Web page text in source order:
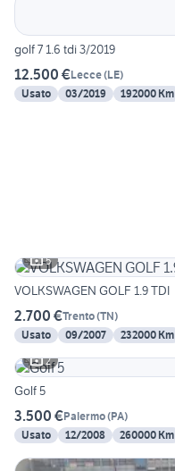
golf 7 1.6 tdi 3/2019
12.500 €Lecce(LE)
Usato
03/2019 192000 Km
5
VOLKSWAGEN GOLF 1.9 TDI
2.700 €Trento(TN)
Usato
09/2007 232000 Km
2
Golf 5
3.500 €Palermo(PA)
Usato
12/2008 260000 Km